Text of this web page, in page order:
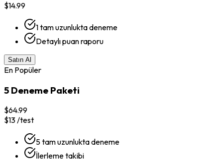
$14.99
1 tam uzunlukta deneme
Detaylı puan raporu
Satın Al
En Popüler
5 Deneme Paketi
$64.99
$13/test
5 tam uzunlukta deneme
İlerleme takibi